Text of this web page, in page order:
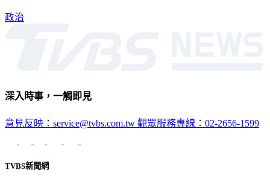
政治
深入時事，一觸即見
意見反映：service@tvbs.com.tw 觀眾服務專線：02-2656-1599
TVBS新聞網